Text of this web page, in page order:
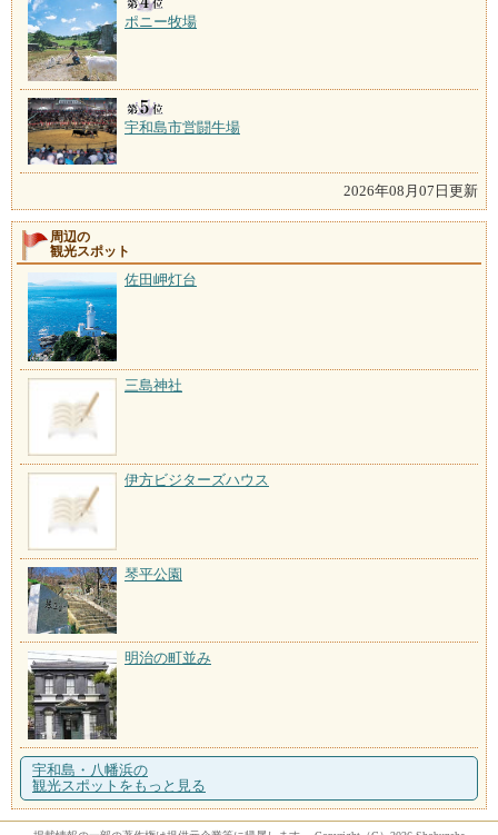
ポニー牧場
宇和島市営闘牛場
2026年08月07日更新
周辺の
観光スポット
佐田岬灯台
三島神社
伊方ビジターズハウス
琴平公園
明治の町並み
宇和島・八幡浜の
観光スポットをもっと見る